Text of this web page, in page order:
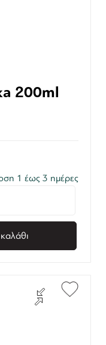
200ml
1 έως 3 ημέρες